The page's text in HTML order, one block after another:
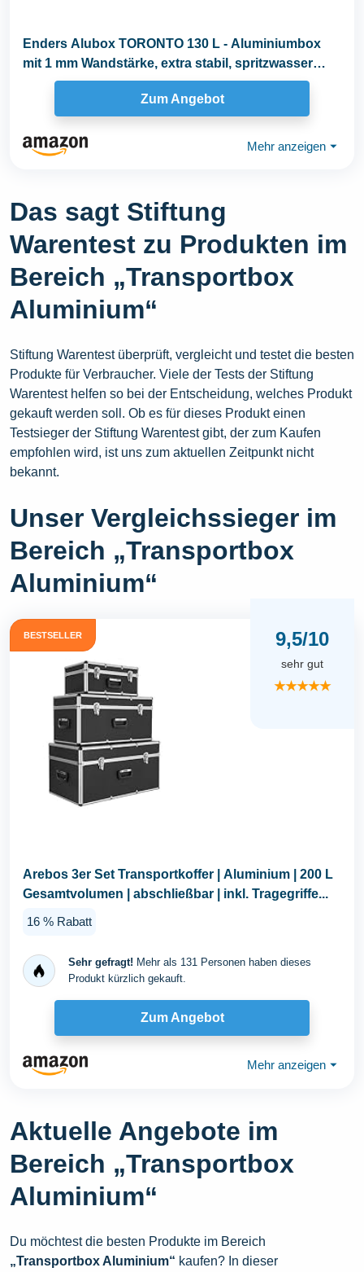
Enders Alubox TORONTO 130 L - Aluminiumbox
mit 1 mm Wandstärke, extra stabil, spritzwasser
und...
Zum Angebot
Mehr anzeigen ⏷
Das sagt Stiftung
Warentest zu Produkten im
Bereich „Transportbox
Aluminium“
Stiftung Warentest überprüft, vergleicht und testet die besten
Produkte für Verbraucher. Viele der Tests der Stiftung
Warentest helfen so bei der Entscheidung, welches Produkt
gekauft werden soll. Ob es für dieses Produkt einen
Testsieger der Stiftung Warentest gibt, der zum Kaufen
empfohlen wird, ist uns zum aktuellen Zeitpunkt nicht
bekannt.
Unser Vergleichssieger im
Bereich „Transportbox
Aluminium“
BESTSELLER 9,5/10
sehr gut
★★★★★
Arebos 3er Set Transportkoffer | Aluminium | 200 L
Gesamtvolumen | abschließbar | inkl. Tragegriffe...
16 % Rabatt
Sehr gefragt! Mehr als 131 Personen haben dieses
Produkt kürzlich gekauft.
Zum Angebot
Mehr anzeigen ⏷
Aktuelle Angebote im
Bereich „Transportbox
Aluminium“
Du möchtest die besten Produkte im Bereich
„Transportbox Aluminium“ kaufen? In dieser